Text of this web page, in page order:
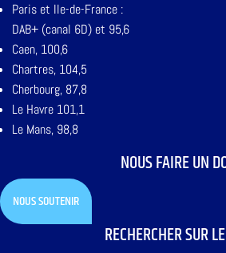
Paris et Ile-de-France :
DAB+ (canal 6D) et 95,6
Caen, 100,6
Chartres, 104,5
Cherbourg, 87,8
Le Havre 101,1
Le Mans, 98,8
NOUS FAIRE UN
NOUS SOUTENIR
RECHERCHER SUR